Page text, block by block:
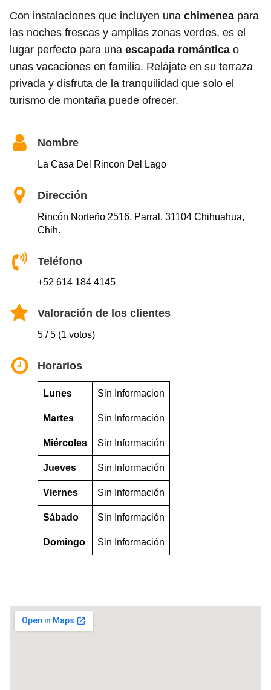
Con instalaciones que incluyen una chimenea para
las noches frescas y amplias zonas verdes, es el
lugar perfecto para una escapada romántica o
unas vacaciones en familia. Relájate en su terraza
privada y disfruta de la tranquilidad que solo el
turismo de montaña puede ofrecer.
Nombre
La Casa Del Rincon Del Lago
Dirección
Rincón Norteño 2516, Parral, 31104 Chihuahua,
Chih.
Teléfono
+52 614 184 4145
Valoración de los clientes
5 / 5 (1 votos)
Horarios
Lunes Sin Informacion
Martes Sin Información
Miércoles Sin Información
Jueves Sin Información
Viernes Sin Información
Sábado Sin Información
Domingo Sin Información